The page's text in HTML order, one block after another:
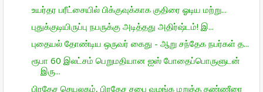
உயர்தர பரீட்சையில் பிக்குவுக்காக குதிரை ஓடிய மற்று...
புதுக்குடியிருப்பு நபருக்கு அடித்தது அதிர்ஷ்டம்! இ...
புதையல் தோண்டிய ஒருவர் கைது - ஆறு சந்தேக நபர்கள் த...
ரூபா 60 இலட்சம் பெறுமதியான ஐஸ் போதைப்பொருளுடன்
இரு...
பிரதேச செயலகம், பிரதேச சபை வழங்க மறுத்த தண்ணீரை